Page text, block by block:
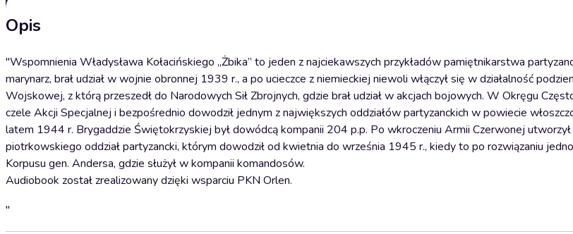
Opis
"Wspomnienia Władysława Kołacińskiego „Żbika” to jeden z najciekawszych przykładów pamiętnikarstwa
marynarz, brał udział w wojnie obronnej 1939 r., a po ucieczce z niemieckiej niewoli włączył się w działalność
Wojskowej, z którą przeszedł do Narodowych Sił Zbrojnych, gdzie brał udział w akcjach bojowych. W Okręgu
czele Akcji Specjalnej i bezpośrednio dowodził jednym z największych oddziałów partyzanckich w powiecie
latem 1944 r. Brygaddzie Świętokrzyskiej był dowódcą kompanii 204 p.p. Po wkroczeniu Armii Czerwonej
piotrkowskiego oddział partyzancki, którym dowodził od kwietnia do września 1945 r., kiedy to po rozwiązaniu
Korpusu gen. Andersa, gdzie służył w kompanii komandosów.
Audiobook został zrealizowany dzięki wsparciu PKN Orlen.
"